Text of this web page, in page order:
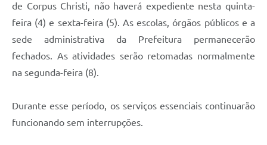
Listagem dos CEPs de Vinhedo
Acesso à Informação
Contratos
Audiências Públicas
de Corpus Christi, não haverá expediente nesta quinta-
feira (4) e sexta-feira (5). As escolas, órgãos públicos e a
sede administrativa da Prefeitura permanecerão
fechados. As atividades serão retomadas normalmente
na segunda-feira (8).
Durante esse período, os serviços essenciais continuarão
funcionando sem interrupções.